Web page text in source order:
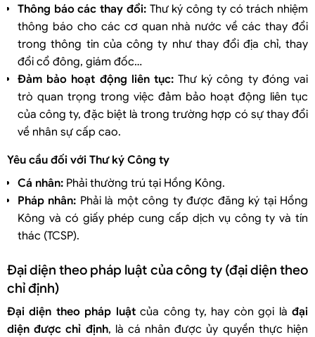
Thông báo các thay đổi:Thư ký công ty có trách nhiệm
thông báo cho các cơ quan nhà nước về các thay đổi
trong thông tin của công ty như thay đổi địa chỉ, thay
đổi cổ đông, giám đốc…
Đảm bảo hoạt động liên tục:Thư ký công ty đóng vai
trò quan trọng trong việc đảm bảo hoạt động liên tục
của công ty, đặc biệt là trong trường hợp có sự thay đổi
về nhân sự cấp cao.
Yêu cầu đối với Thư ký Công ty
Cá nhân: Phải thường trú tại Hồng Kông.
Pháp nhân: Phải là một công ty được đăng ký tại Hồng
Kông và có giấy phép cung cấp dịch vụ công ty và tín
thác (TCSP).
Đại diện theo pháp luật của công ty (đại diện theo
chỉ định)
Đại diện theo pháp luậtcủa công ty, hay còn gọi làđại
diện được chỉ định, là cá nhân được ủy quyền thực hiện